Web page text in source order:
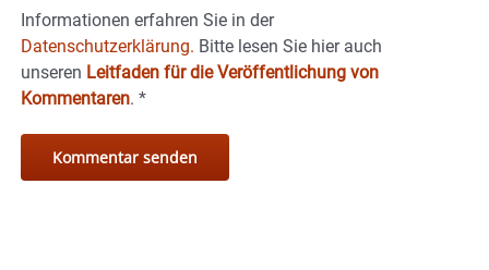
Informationen erfahren Sie in der
Datenschutzerklärung. Bitte lesen Sie hier auch
unseren Leitfaden für die Veröffentlichung von
Kommentaren. *